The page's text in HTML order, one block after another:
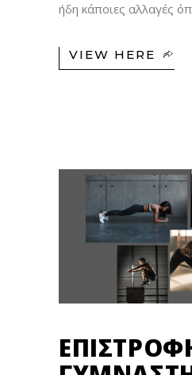
ήδη κάποιες αλλαγές
VIEW HERE